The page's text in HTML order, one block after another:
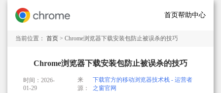
首页帮助中心
当前位置： 首页 > Chrome浏览器下载安装包防止被误杀的技巧
Chrome浏览器下载安装包防止被误杀的技巧
时间：2026-
01-29
来
源：
下载官方的移动浏览器技术栈 - 运营者
之窗官网